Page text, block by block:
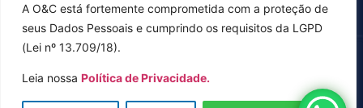
A O&C está fortemente comprometida com a proteção de
seus Dados Pessoais e cumprindo os requisitos da LGPD
(Lei nº 13.709/18).
Leia nossa Política de Privacidade.
Estamos nas redes sociais